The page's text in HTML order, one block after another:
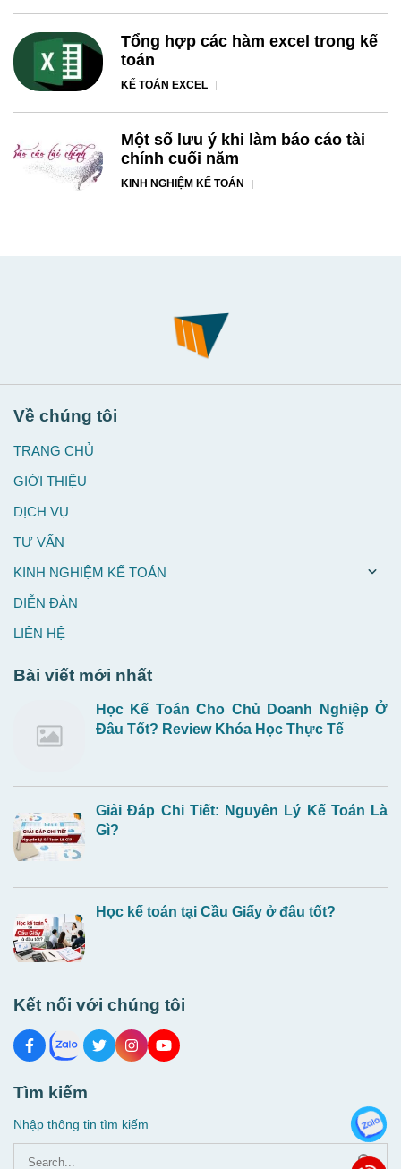
Tổng hợp các hàm excel trong kế
toán
KẾ TOÁN EXCEL
Một số lưu ý khi làm báo cáo tài
chính cuối năm
KINH NGHIỆM KẾ TOÁN
Về chúng tôi
TRANG CHỦ
GIỚI THIỆU
DỊCH VỤ
TƯ VẤN
KINH NGHIỆM KẾ TOÁN
DIỄN ĐÀN
LIÊN HỆ
Bài viết mới nhất
Học Kế Toán Cho Chủ Doanh Nghiệp Ở
Đâu Tốt? Review Khóa Học Thực Tế
Giải Đáp Chi Tiết: Nguyên Lý Kế Toán Là
Gì?
Học kế toán tại Cầu Giấy ở đâu tốt?
Kết nối với chúng tôi
Tìm kiếm
Nhập thông tin tìm kiếm